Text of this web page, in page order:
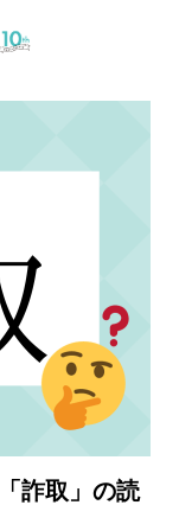
詐取」の読